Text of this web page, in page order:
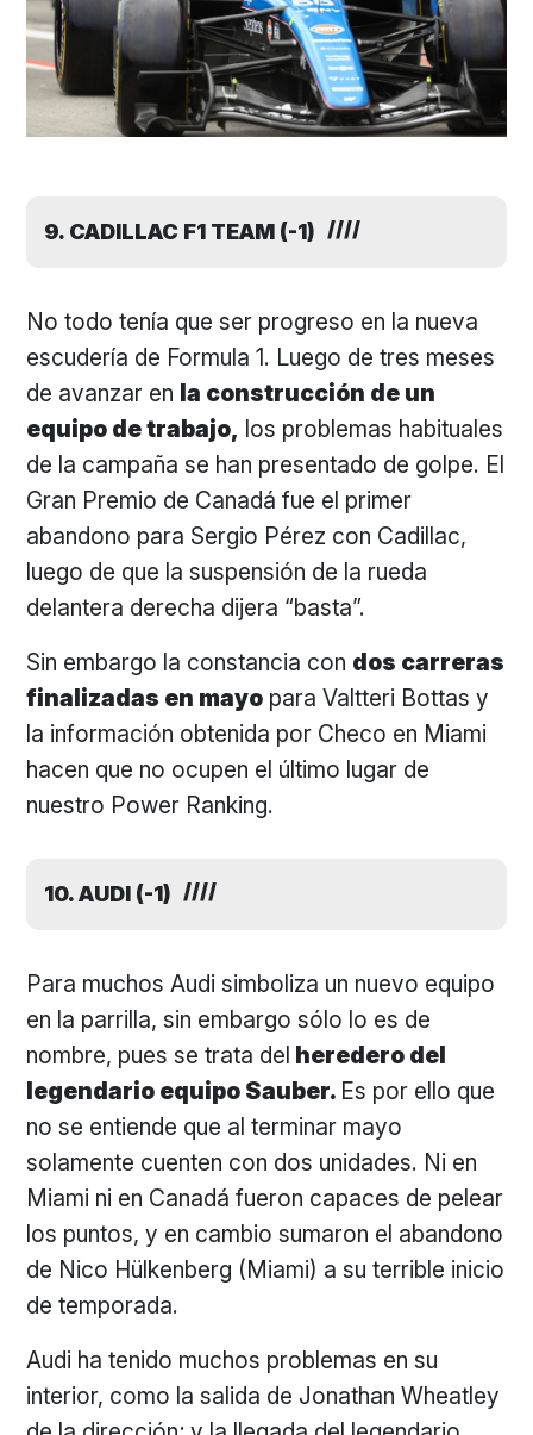
9. CADILLAC F1 TEAM (-1)
No todo tenía que ser progreso en la nueva
escudería de Formula 1. Luego de tres meses
de avanzar en la construcción de un
equipo de trabajo, los problemas habituales
de la campaña se han presentado de golpe. El
Gran Premio de Canadá fue el primer
abandono para Sergio Pérez con Cadillac,
luego de que la suspensión de la rueda
delantera derecha dijera “basta”.
Sin embargo la constancia con dos carreras
finalizadas en mayo para Valtteri Bottas y
la información obtenida por Checo en Miami
hacen que no ocupen el último lugar de
nuestro Power Ranking.
10. AUDI (-1)
Para muchos Audi simboliza un nuevo equipo
en la parrilla, sin embargo sólo lo es de
nombre, pues se trata del heredero del
legendario equipo Sauber. Es por ello que
no se entiende que al terminar mayo
solamente cuenten con dos unidades. Ni en
Miami ni en Canadá fueron capaces de pelear
los puntos, y en cambio sumaron el abandono
de Nico Hülkenberg (Miami) a su terrible inicio
de temporada.
Audi ha tenido muchos problemas en su
interior, como la salida de Jonathan Wheatley